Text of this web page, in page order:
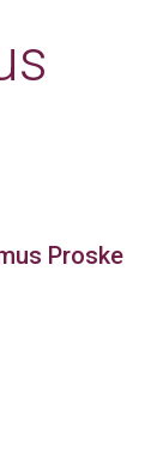
Proske